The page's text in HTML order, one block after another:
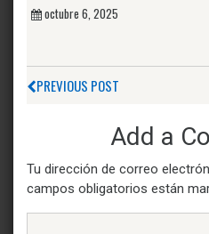
octubre 6, 2025
PREVIOUS POST
Add a
Tu dirección de correo
campos obligatorios están